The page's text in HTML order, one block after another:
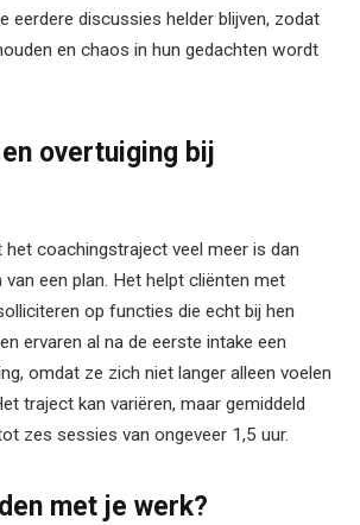
eerdere discussies helder blijven, zodat
en chaos in hun gedachten wordt
overtuiging bij
het coachingstraject veel meer is dan
een plan. Het helpt cliënten met
op functies die echt bij hen
ervaren al na de eerste intake een
omdat ze zich niet langer alleen voelen
traject kan variëren, maar gemiddeld
zes sessies van ongeveer 1,5 uur.
met je werk?